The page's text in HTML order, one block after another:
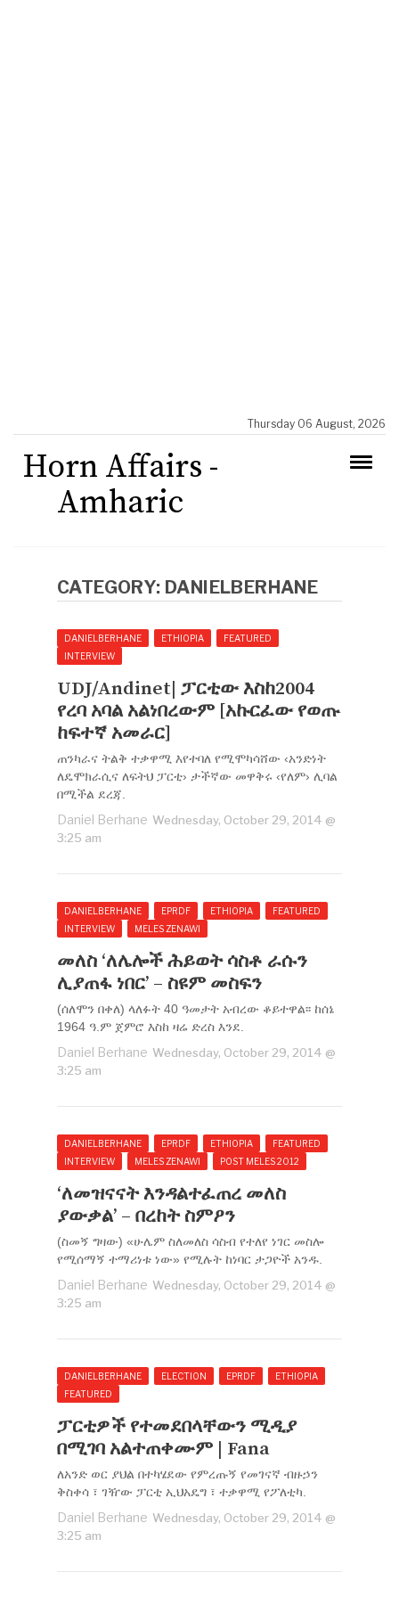
Thursday 06 August, 2026
Horn Affairs -
Amharic
CATEGORY: DANIELBERHANE
DANIELBERHANE ETHIOPIA
FEATURED
INTERVIEW
UDJ/Andinet| ፓርቲው እስከ2004
የረባ አባል አልነበረውም [አኩርፈው የወጡ
ከፍተኛ አመራር]
ጠንካራና ትልቅ ተቃዋሚ እየተባለ የሚሞካሳሸው ‹አንድነት
ለዴሞክራሲና ለፍትህ ፓርቲ› ታችኛው መዋቅሩ ‹የለም› ሊባል
በሚችል ደረጃ.
Daniel Berhane Wednesday, October 29, 2014 @
3:25 am
DANIELBERHANE EPRDF ETHIOPIA
FEATURED
INTERVIEW
MELES ZENAWI
መለስ ‘ለሌሎች ሕይወት ሳስቶ ራሱን
ሊያጠፋ ነበር’ – ስዩም መስፍን
(ሰለሞን በቀለ) ላለፉት 40 ዓመታት አብረው ቆይተዋል፡፡ ከሰኔ
1964 ዓ.ም ጀምሮ እስከ ዛሬ ድረስ እንደ.
Daniel Berhane Wednesday, October 29, 2014 @
3:25 am
DANIELBERHANE EPRDF ETHIOPIA
FEATURED
INTERVIEW
MELES ZENAWI POST MELES 2012
‘ለመዝናናት እንዳልተፈጠረ መለስ
ያውቃል’ – በረከት ስምዖን
(ስመኝ ግዛው) «ሁሌም ስለመለስ ሳስብ የተለየ ነገር መስሎ
የሚሰማኝ ተማሪነቱ ነው» የሚሉት ከነባር ታጋዮች አንዱ.
Daniel Berhane Wednesday, October 29, 2014 @
3:25 am
DANIELBERHANE ELECTION EPRDF
ETHIOPIA
FEATURED
ፓርቲዎች የተመደበላቸውን ሚዲያ
በሚገባ አልተጠቀሙም | Fana
ለአንድ ወር ያህል በተካሄደው የምረጡኝ የመገናኛ ብዙኃን
ቅስቀሳ ፣ ገዥው ፓርቲ ኢህአዴግ ፣ ተቃዋሚ የፖለቲካ.
Daniel Berhane Wednesday, October 29, 2014 @
3:25 am